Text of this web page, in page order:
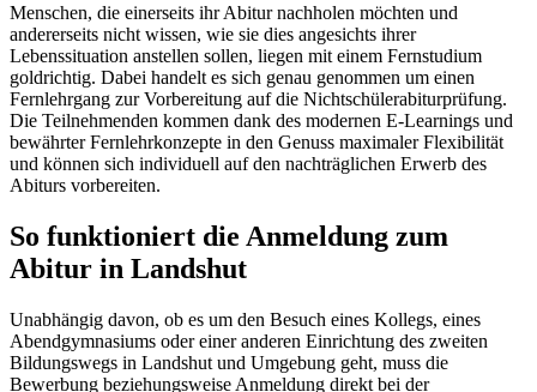
Menschen, die einerseits ihr Abitur nachholen möchten und
andererseits nicht wissen, wie sie dies angesichts ihrer
Lebenssituation anstellen sollen, liegen mit einem Fernstudium
goldrichtig. Dabei handelt es sich genau genommen um einen
Fernlehrgang zur Vorbereitung auf die Nichtschülerabiturprüfung.
Die Teilnehmenden kommen dank des modernen E-Learnings und
bewährter Fernlehrkonzepte in den Genuss maximaler Flexibilität
und können sich individuell auf den nachträglichen Erwerb des
Abiturs vorbereiten.
So funktioniert die Anmeldung zum
Abitur in Landshut
Unabhängig davon, ob es um den Besuch eines Kollegs, eines
Abendgymnasiums oder einer anderen Einrichtung des zweiten
Bildungswegs in Landshut und Umgebung geht, muss die
Bewerbung beziehungsweise Anmeldung direkt bei der